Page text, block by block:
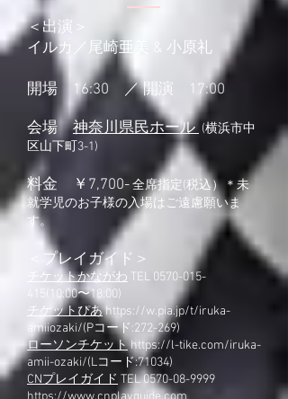
＜出演＞
イルカ／尾崎亜美 & 小原礼
開場 16:30 ／ 開演 17:00
会場神奈川県民ホール (横浜市中
区山下町3-1)
料金 ￥7,700-全席指定(税込）＊未
就学児のお子様の入場はご遠慮願いま
す。
＜プレイガイド＞
チケットかながわ TEL 0570-015-
415(10:00〜18:00)
チケットぴあhttps://w.pia.jp/t/iruka-
amiiozaki/(Pコード:272-269)
ローソンチケットhttps://l-tike.com/iruka-
amii-ozaki/(Lコード:71034)
CNプレイガイド TEL 0570-08-9999